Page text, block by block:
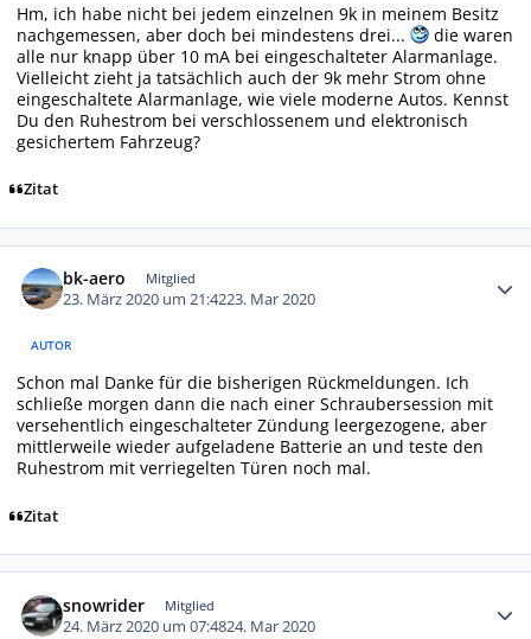
Hm, ich habe nicht bei jedem einzelnen 9k in meinem Besitz
nachgemessen, aber doch bei mindestens drei...
die waren
alle nur knapp über 10 mA bei eingeschalteter Alarmanlage.
Vielleicht zieht ja tatsächlich auch der 9k mehr Strom ohne
eingeschaltete Alarmanlage, wie viele moderne Autos. Kennst
Du den Ruhestrom bei verschlossenem und elektronisch
gesichertem Fahrzeug?
Zitat
bk-aero Mitglied
23. März 2020 um 21:4223. Mar 2020
AUTOR
Schon mal Danke für die bisherigen Rückmeldungen. Ich
schließe morgen dann die nach einer Schraubersession mit
versehentlich eingeschalteter Zündung leergezogene, aber
mittlerweile wieder aufgeladene Batterie an und teste den
Ruhestrom mit verriegelten Türen noch mal.
Zitat
snowrider Mitglied
24. März 2020 um 07:4824. Mar 2020